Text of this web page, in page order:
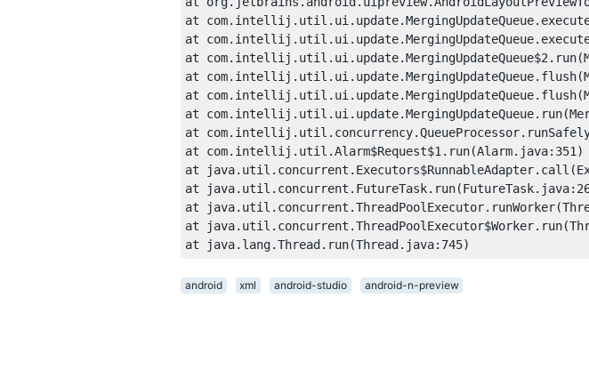
at
at
at
at
at
at
at
at com.intellij.util.Alarm$Request$1.run(Alarm.java:351)
at
at
at
at
at java.lang.Thread.run(Thread.java:745)
android xml android-studio android-n-preview